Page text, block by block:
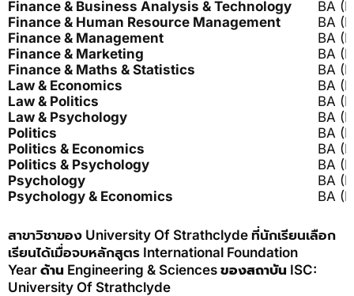
Finance & Business Analysis & Technology
BA
Finance & Human Resource Management
BA
Finance & Management
BA
Finance & Marketing
BA
Finance & Maths & Statistics
BA
Law & Economics
BA
Law & Politics
BA
Law & Psychology
BA
Politics
BA
Politics & Economics
BA
Politics & Psychology
BA
Psychology
BA
Psychology & Economics
BA
สาขาวิชาของ University Of Strathclyde ที่นักเรียนเลือก
เรียนได้เมื่อจบหลักสูตร International Foundation
Year ด้าน Engineering & Sciences ของสถาบัน ISC:
University Of Strathclyde